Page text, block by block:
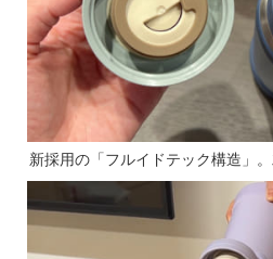
新採用の「フルイドテック構造」